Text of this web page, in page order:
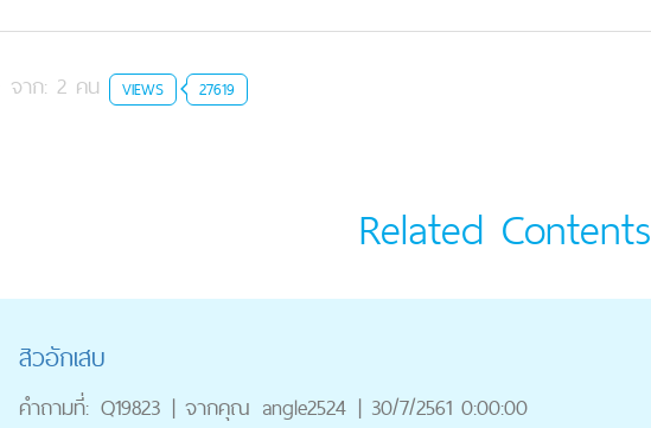
จาก: 2 คน VIEWS 27619
Related Contents
สิวอักเสบ
คำถามที่: Q19823 | จากคุณ angle2524 | 30/7/2561 0:00:00